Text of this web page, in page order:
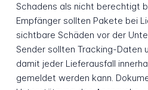
Schadens als nicht berechtigt
Empfänger sollten Pakete bei
sichtbare Schäden vor der
Sender sollten Tracking-Daten
damit jeder Lieferausfall
gemeldet werden kann.